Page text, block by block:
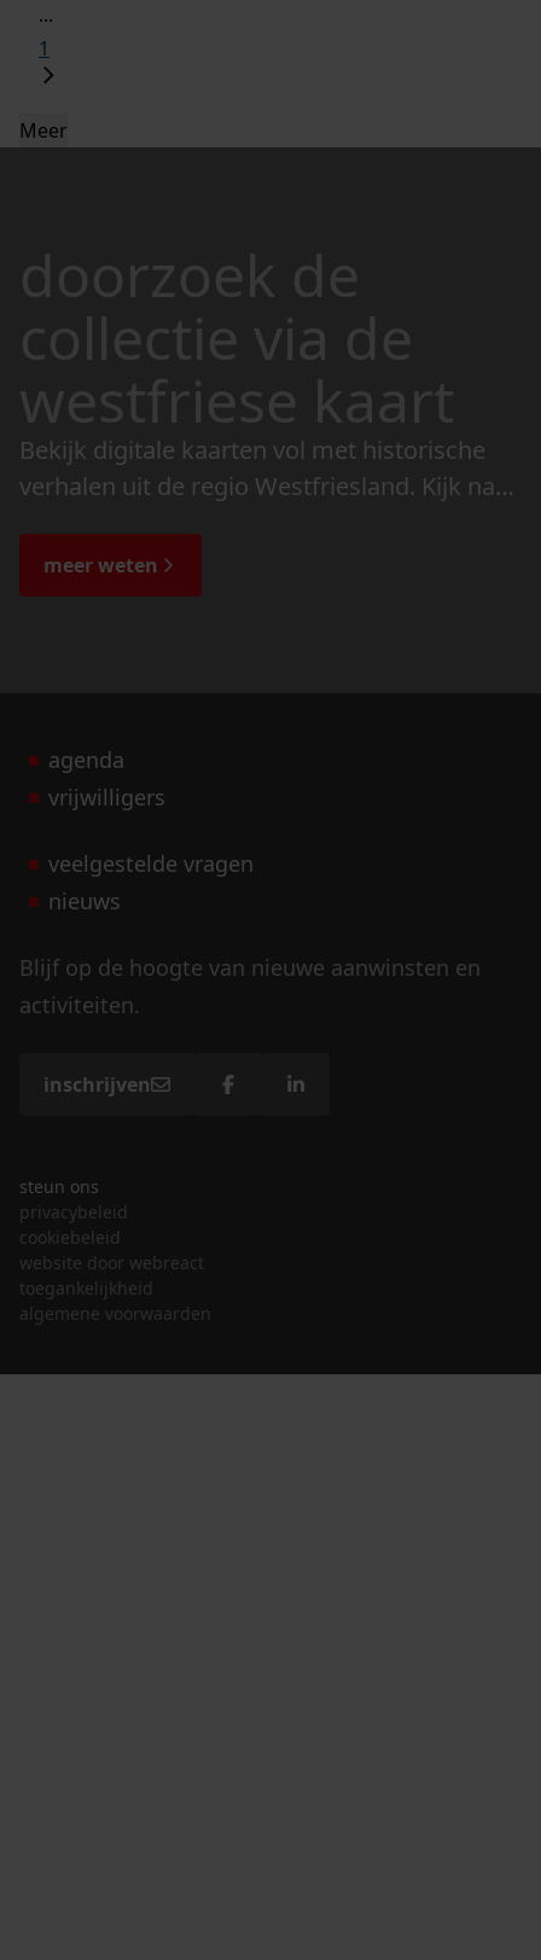
...
1
Meer
doorzoek de
collectie via de
westfriese kaart
Bekijk digitale kaarten vol met historische
verhalen uit de regio Westfriesland. Kijk naar
de bijzondere verhalen.
meer weten
agenda
vrijwilligers
veelgestelde vragen
nieuws
Blijf op de hoogte van nieuwe aanwinsten en
activiteiten.
inschrijven
steun ons
privacybeleid
cookiebeleid
website door webreact
toegankelijkheid
algemene voorwaarden